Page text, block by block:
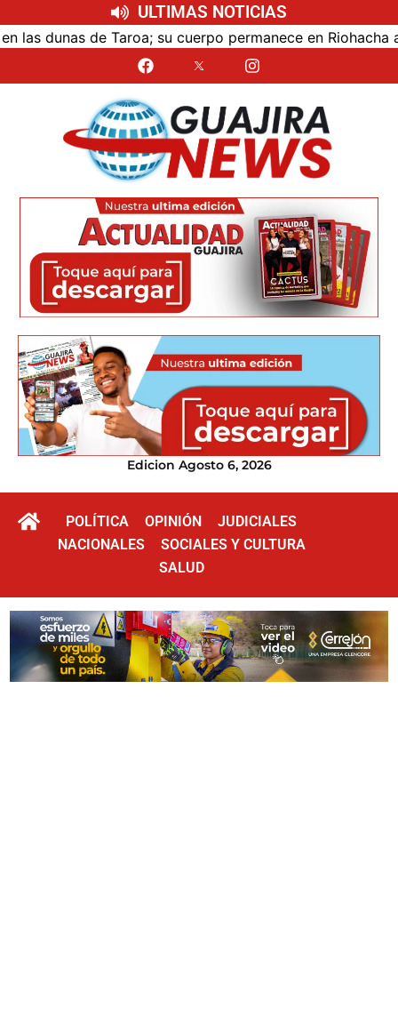
ULTIMAS NOTICIAS
de Taroa; su cuerpo permanece en Riohacha a la
Edicion Agosto 6, 2026
POLÍTICA OPINIÓN
JUDICIALES
NACIONALES
SOCIALES Y CULTURA
SALUD